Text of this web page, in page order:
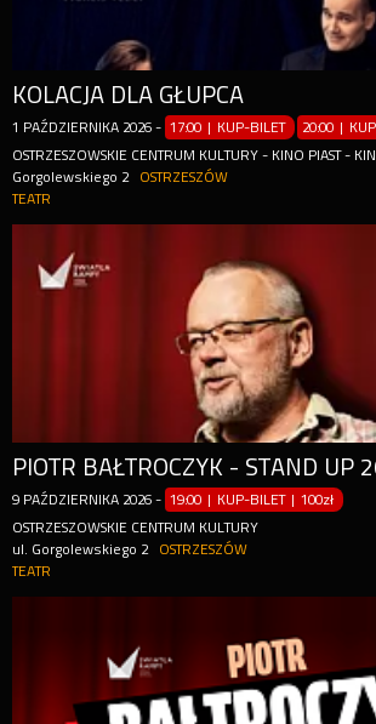
KOLACJA DLA GŁUPCA
1 PAŹDZIERNIKA 2026 - 17:00 | KUP-BILET
20:00 |
OSTRZESZOWSKIE CENTRUM KULTURY - KINO PIAST -
Gorgolewskiego 2
OSTRZESZÓW
TEATR
PIOTR BAŁTROCZYK - STAND UP
9 PAŹDZIERNIKA 2026 - 19:00 | KUP-BILET |100zł
OSTRZESZOWSKIE CENTRUM KULTURY
ul. Gorgolewskiego 2
OSTRZESZÓW
TEATR